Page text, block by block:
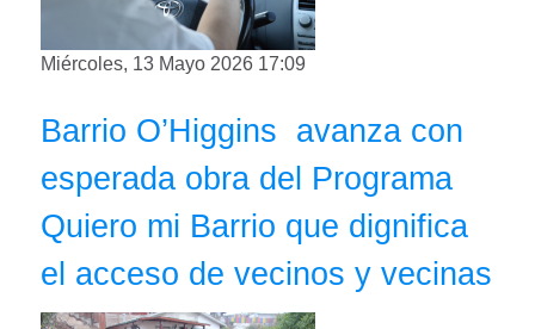
Miércoles, 13 Mayo 2026 17:09
Barrio O’Higgins avanza con
esperada obra del Programa
Quiero mi Barrio que dignifica
el acceso de vecinos y vecinas